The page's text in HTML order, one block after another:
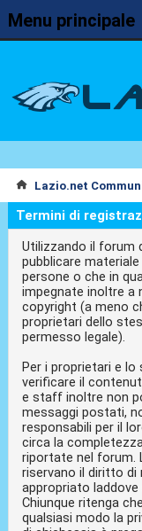
Menu principale
Lazio.net
Termini di
Utilizzando il forum
pubblicare
persone o che in
impegnate inoltre a
copyright (a meno
proprietari dello
permesso legale).
Per i proprietari e
verificare il
e staff inoltre non
messaggi postati,
responsabili per il
circa la
riportate nel forum.
riservano il diritto
appropriato laddove
Chiunque ritenga
qualsiasi modo la